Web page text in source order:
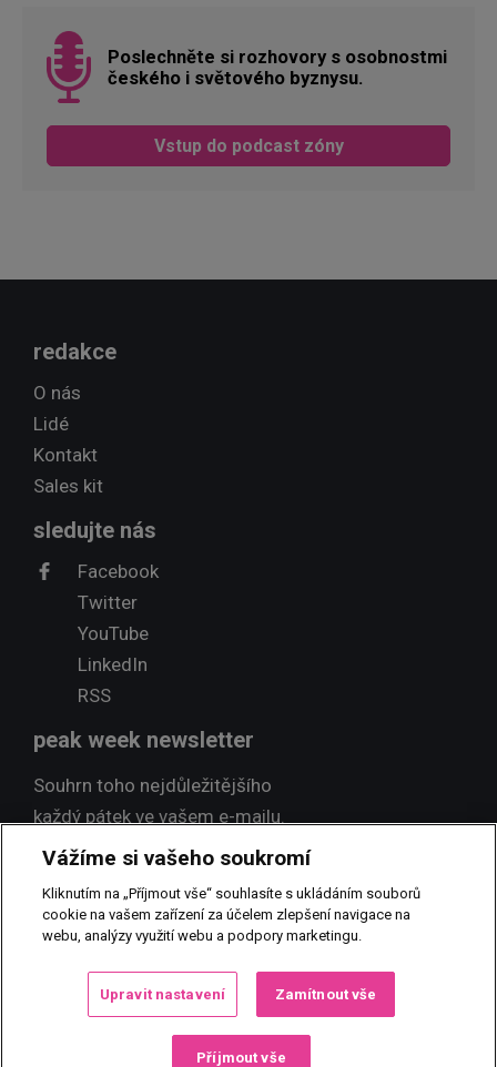
Poslechněte si rozhovory s osobnostmi
českého i světového byznysu.
Vstup do podcast zóny
redakce
O nás
Lidé
Kontakt
Sales kit
sledujte nás
Facebook
Twitter
YouTube
LinkedIn
RSS
peak week newsletter
Souhrn toho nejdůležitějšího
každý pátek ve vašem e-mailu.
převzetí, šíření či dalšího zpřístupňování článků a fotografií je bez
písemného souhlasu PEAK NEWS MEDIA, s.r.o. zakázáno.
Vážíme si vašeho soukromí
Kliknutím na „Příjmout vše“ souhlasíte s ukládáním souborů
cookie na vašem zařízení za účelem zlepšení navigace na
webu, analýzy využití webu a podpory marketingu.
Upravit nastavení Zamítnout vše
Příjmout vše